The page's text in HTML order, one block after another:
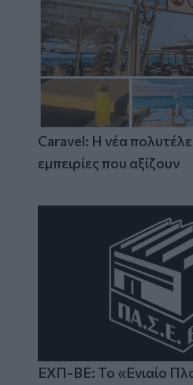
Caravel: Η νέα
εμπειρίες που αξίζουν
ΕΧΠ-ΒΕ: Το «Ενιαίο